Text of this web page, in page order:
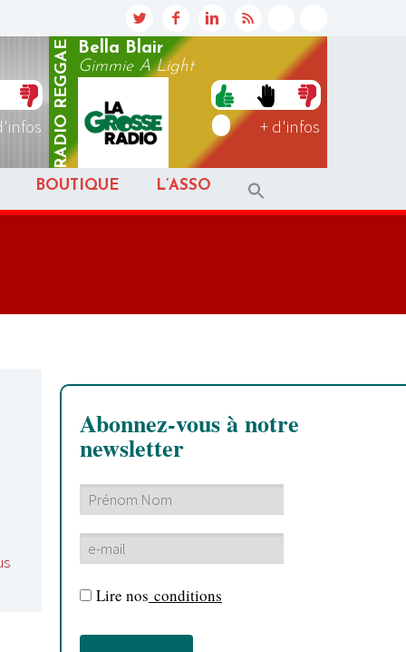
RADIO
REGGAE
Bella Blair
Gimmie A Light
+ d'infos
BOUTIQUE L’ASSO
Abonnez-vous à notre
newsletter
Lire nos conditions